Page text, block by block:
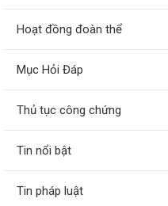
Hoạt đồng đoàn thể
Mục Hỏi Đáp
Thủ tục công chứng
Tin nổi bật
Tin pháp luật